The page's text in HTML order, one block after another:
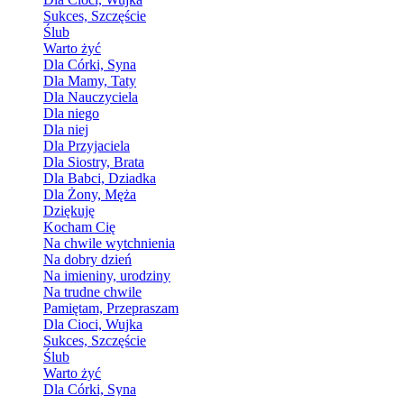
Sukces, Szczęście
Ślub
Warto żyć
Dla Córki, Syna
Dla Mamy, Taty
Dla Nauczyciela
Dla niego
Dla niej
Dla Przyjaciela
Dla Siostry, Brata
Dla Babci, Dziadka
Dla Żony, Męża
Dziękuję
Kocham Cię
Na chwile wytchnienia
Na dobry dzień
Na imieniny, urodziny
Na trudne chwile
Pamiętam, Przepraszam
Dla Cioci, Wujka
Sukces, Szczęście
Ślub
Warto żyć
Dla Córki, Syna